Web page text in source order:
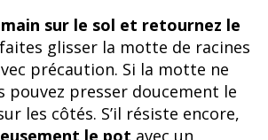
sur le sol et retournez le
glisser la motte de racines
précaution. Si la motte ne
pouvez presser doucement le
les côtés. S’il résiste encore,
le pot avec un